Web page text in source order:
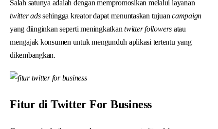
Salah satunya adalah dengan mempromosikan melalui layanan
twitter adssehingga kreator dapat menuntaskan tujuancampaign
yang diinginkan seperti meningkatkantwitter followers atau
mengajak konsumen untuk mengunduh aplikasi tertentu yang
dikembangkan.
Fitur di Twitter For Business